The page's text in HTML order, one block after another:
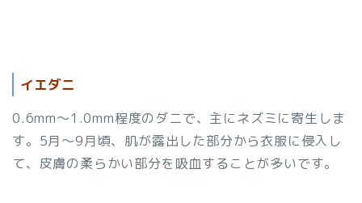
イエダニ
0.6mm～1.0mm程度のダニで、主にネズミに寄生しま
す。5月～9月頃、肌が露出した部分から衣服に侵入し
て、皮膚の柔らかい部分を吸血することが多いです。